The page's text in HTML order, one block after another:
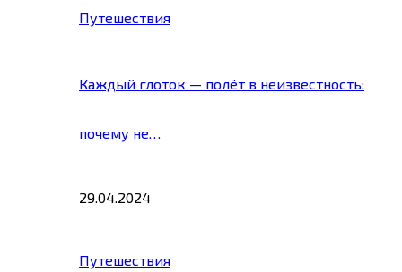
Путешествия
Каждый глоток — полёт в неизвестность:
почему не…
29.04.2024
Путешествия